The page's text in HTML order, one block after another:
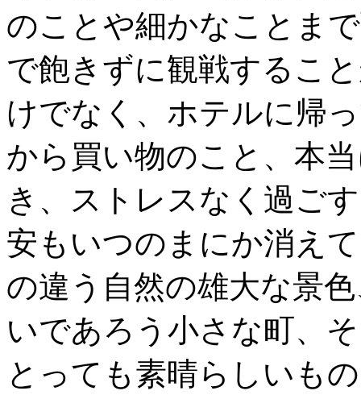
のことや細かなことま
で飽きずに観戦するこ
けでなく、ホテルに帰
から買い物のこと、本
き、ストレスなく過ご
安もいつのまにか消え
の違う自然の雄大な景
いであろう小さな町、
とっても素晴らしいも